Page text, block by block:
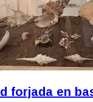
forjada en